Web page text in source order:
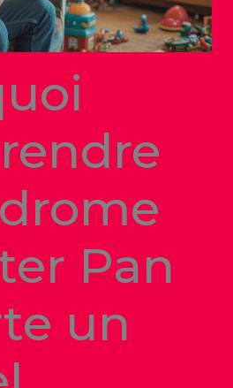
Pan
un